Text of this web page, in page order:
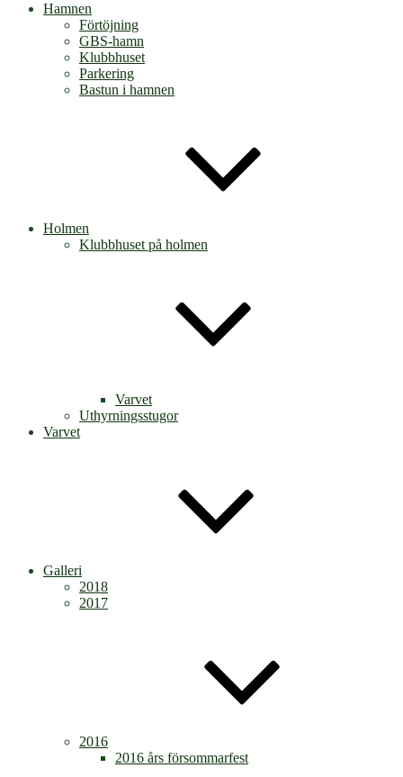
Hamnen
Förtöjning
GBS-hamn
Klubbhuset
Parkering
Bastun i hamnen
Holmen
Klubbhuset på holmen
Varvet
Uthyrningsstugor
Varvet
Galleri
2018
2017
2016
2016 års försommarfest